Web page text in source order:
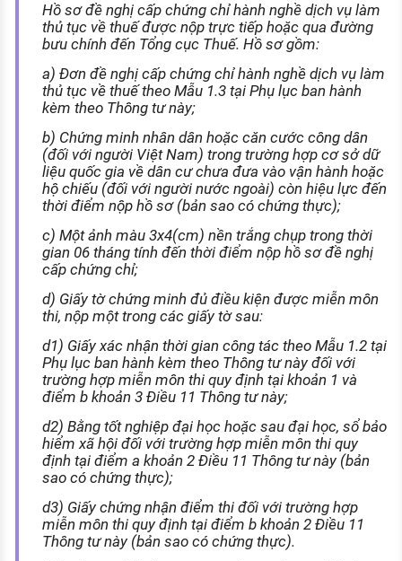
Hồ sơ đề nghị cấp chứng chỉ hành nghề dịch vụ làm
thủ tục về thuế được nộp trực tiếp hoặc qua đường
bưu chính đến Tổng cục Thuế. Hồ sơ gồm:
a) Đơn đề nghị cấp chứng chỉ hành nghề dịch vụ làm
thủ tục về thuế theo Mẫu 1.3 tại Phụ lục ban hành
kèm theo Thông tư này;
b) Chứng minh nhân dân hoặc căn cước công dân
(đối với người Việt Nam) trong trường hợp cơ sở dữ
liệu quốc gia về dân cư chưa đưa vào vận hành hoặc
hộ chiếu (đối với người nước ngoài) còn hiệu lực đến
thời điểm nộp hồ sơ (bản sao có chứng thực);
c) Một ảnh màu 3x4(cm) nền trắng chụp trong thời
gian 06 tháng tính đến thời điểm nộp hồ sơ đề nghị
cấp chứng chỉ;
d) Giấy tờ chứng minh đủ điều kiện được miễn môn
thi, nộp một trong các giấy tờ sau:
d1) Giấy xác nhận thời gian công tác theo Mẫu 1.2 tại
Phụ lục ban hành kèm theo Thông tư này đối với
trường hợp miễn môn thi quy định tại khoản 1 và
điểm b khoản 3 Điều 11 Thông tư này;
d2) Bằng tốt nghiệp đại học hoặc sau đại học, sổ bảo
hiểm xã hội đối với trường hợp miễn môn thi quy
định tại điểm a khoản 2 Điều 11 Thông tư này (bản
sao có chứng thực);
d3) Giấy chứng nhận điểm thi đối với trường hợp
miễn môn thi quy định tại điểm b khoản 2 Điều 11
Thông tư này (bản sao có chứng thực).